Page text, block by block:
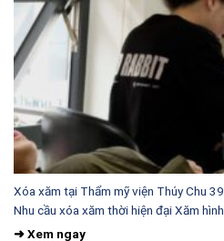
Xóa xăm tại Thẩm mỹ viện Thúy Chu
Nhu cầu xóa xăm thời hiện đại Xăm